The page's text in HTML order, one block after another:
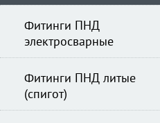
Фитинги ПНД
электросварные
Фитинги ПНД литые
(спигот)